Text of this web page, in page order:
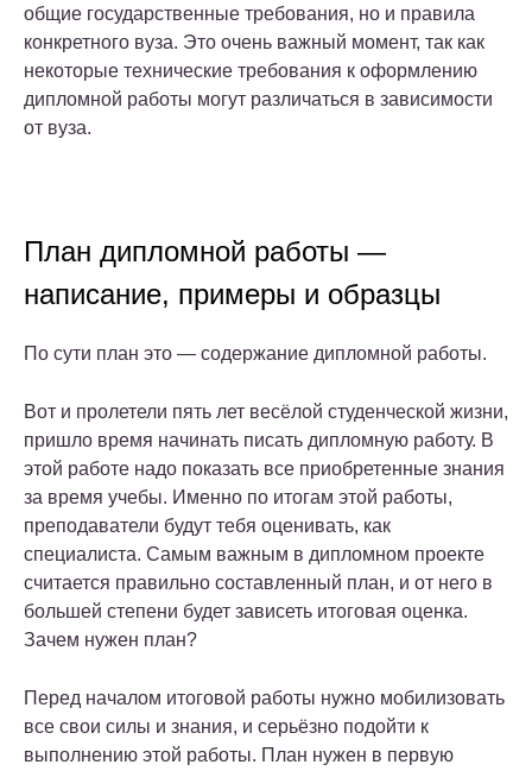
общие государственные требования, но и правила
конкретного вуза. Это очень важный момент, так как
некоторые технические требования к оформлению
дипломной работы могут различаться в зависимости
от вуза.
План дипломной работы —
написание, примеры и образцы
По сути план это — содержание дипломной работы.
Вот и пролетели пять лет весёлой студенческой жизни,
пришло время начинать писать дипломную работу. В
этой работе надо показать все приобретенные знания
за время учебы. Именно по итогам этой работы,
преподаватели будут тебя оценивать, как
специалиста. Самым важным в дипломном проекте
считается правильно составленный план, и от него в
большей степени будет зависеть итоговая оценка.
Зачем нужен план?
Перед началом итоговой работы нужно мобилизовать
все свои силы и знания, и серьёзно подойти к
выполнению этой работы. План нужен в первую